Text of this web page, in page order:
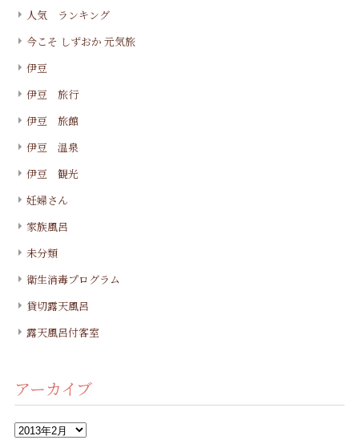
人気 ランキング
今こそ しずおか 元気旅
伊豆
伊豆 旅行
伊豆 旅館
伊豆 温泉
伊豆 観光
妊婦さん
家族風呂
未分類
衛生消毒プログラム
貸切露天風呂
露天風呂付客室
アーカイブ
ア